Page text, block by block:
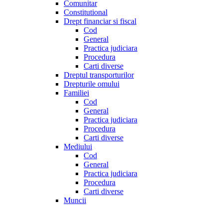
Comunitar
Constitutional
Drept financiar si fiscal
Cod
General
Practica judiciara
Procedura
Carti diverse
Dreptul transporturilor
Drepturile omului
Familiei
Cod
General
Practica judiciara
Procedura
Carti diverse
Mediului
Cod
General
Practica judiciara
Procedura
Carti diverse
Muncii